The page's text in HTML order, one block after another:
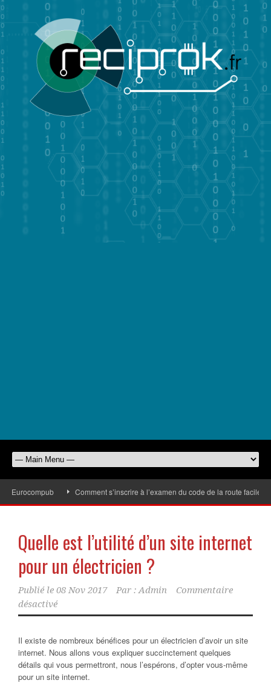
Comment s’inscrire à l’examen du code de la route facilement
Quelle est l’utilité d’un site internet
pour un électricien ?
Publié le 08 Nov 2017 Par : Admin
Commentaire
désactivé
Il existe de nombreux bénéfices pour un électricien d’avoir un site
internet. Nous allons vous expliquer succinctement quelques
détails qui vous permettront, nous l’espérons, d’opter vous-même
pour un site internet.